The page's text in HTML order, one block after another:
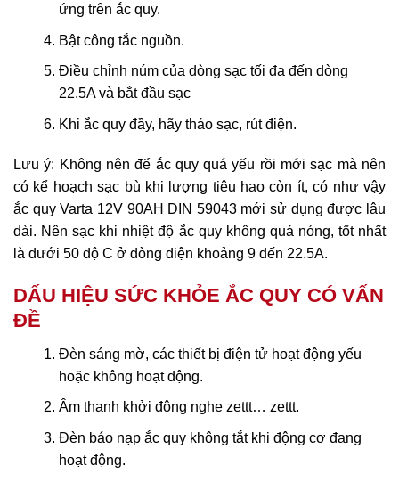
ứng trên ắc quy.
Bật công tắc nguồn.
Điều chỉnh núm của dòng sạc tối đa đến dòng
22.5A và bắt đầu sạc
Khi ắc quy đầy, hãy tháo sạc, rút điện.
Lưu ý: Không nên để ắc quy quá yếu rồi mới sạc mà nên
có kể hoạch sạc bù khi lượng tiêu hao còn ít, có như vậy
ắc quy Varta 12V 90AH DIN 59043 mới sử dụng được lâu
dài. Nên sạc khi nhiệt độ ắc quy không quá nóng, tốt nhất
là dưới 50 độ C ở dòng điện khoảng 9 đến 22.5A.
DẤU HIỆU SỨC KHỎE ẮC QUY CÓ VẤN
ĐỀ
Đèn sáng mờ, các thiết bị điện tử hoạt động yếu
hoặc không hoạt động.
Âm thanh khởi động nghe zẹttt… zẹttt.
Đèn báo nạp ắc quy không tắt khi động cơ đang
hoạt động.